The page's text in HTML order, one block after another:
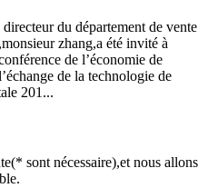
du département de vente
zhang,a été invité à
de l’économie de
de la technologie de
201...
sont nécessaire),et nous allons